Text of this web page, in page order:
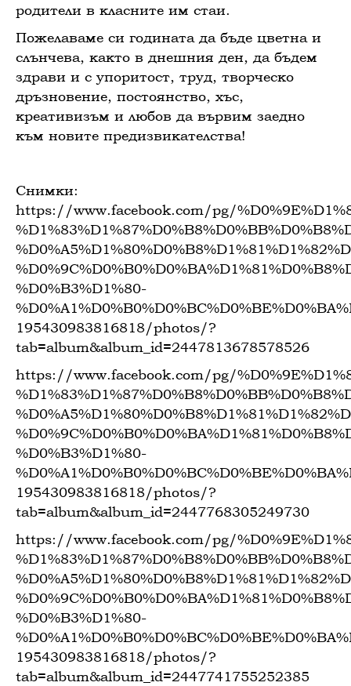
родители в класните им стаи.
Пожелаваме си годината да бъде цветна и
слънчева, както в днешния ден, да бъдем
здрави и с упоритост, труд, творческо
дръзновение, постоянство, хъс,
креативизъм и любов да вървим заедно
към новите предизвикателства!
Снимки:
https://www.facebook.com/pg/
%D0%B3%D1%80-
195430983816818/photos/?
tab=album&album_id=2447813678578526
https://www.facebook.com/pg/
%D0%B3%D1%80-
195430983816818/photos/?
tab=album&album_id=2447768305249730
https://www.facebook.com/pg/
%D0%B3%D1%80-
195430983816818/photos/?
tab=album&album_id=2447741755252385